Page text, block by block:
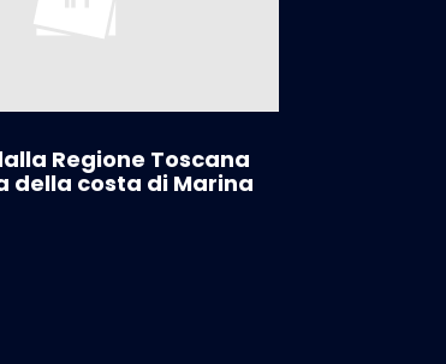
Regione Toscana
della costa di Marina